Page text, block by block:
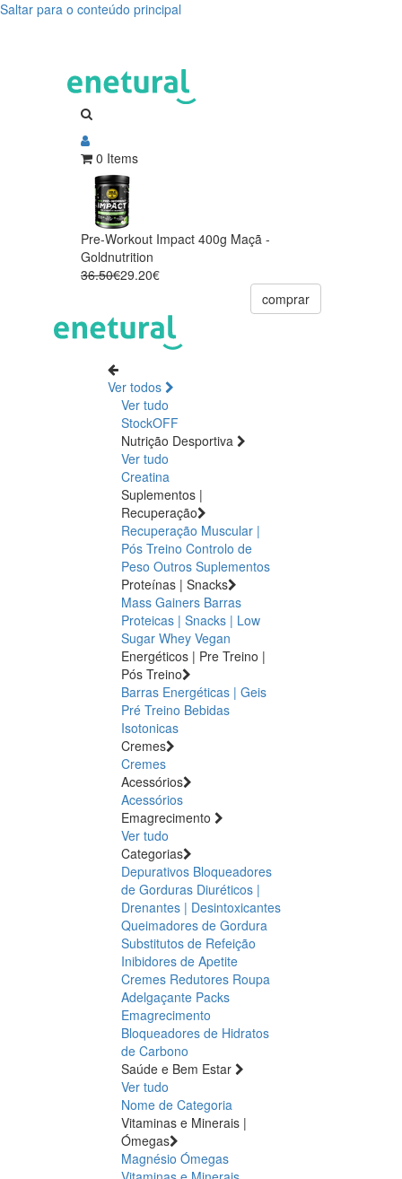
Saltar para o conteúdo principal
0 Items
Pre-Workout Impact 400g Maçã -
Goldnutrition
36.50€29.20€
comprar
Ver todos
Ver tudo
StockOFF
Nutrição Desportiva
Ver tudo
Creatina
Suplementos |
Recuperação
Recuperação Muscular |
Pós Treino Controlo de
Peso Outros Suplementos
Proteínas | Snacks
Mass Gainers Barras
Proteicas | Snacks | Low
Sugar Whey Vegan
Energéticos | Pre Treino |
Pós Treino
Barras Energéticas | Geis
Pré Treino Bebidas
Isotonicas
Cremes
Cremes
Acessórios
Acessórios
Emagrecimento
Ver tudo
Categorias
Depurativos Bloqueadores
de Gorduras Diuréticos |
Drenantes | Desintoxicantes
Queimadores de Gordura
Substitutos de Refeição
Inibidores de Apetite
Cremes Redutores Roupa
Adelgaçante Packs
Emagrecimento
Bloqueadores de Hidratos
de Carbono
Saúde e Bem Estar
Ver tudo
Nome de Categoria
Vitaminas e Minerais |
Ómegas
Magnésio Ómegas